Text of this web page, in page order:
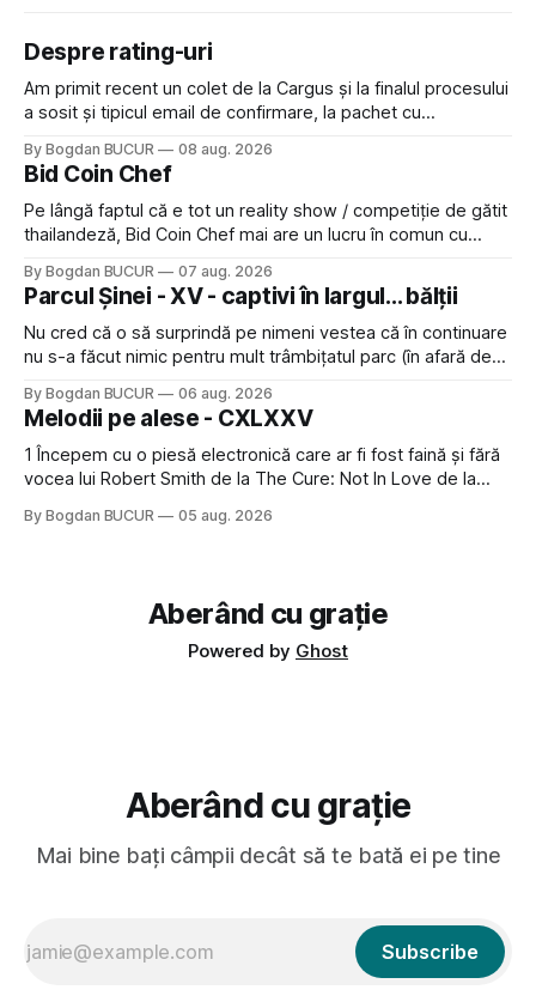
Despre rating-uri
Am primit recent un colet de la Cargus și la finalul procesului
a sosit și tipicul email de confirmare, la pachet cu
feedback-ului și eram în toate bune, de data asta am dat
click să le las un rating. Un 5
By Bogdan BUCUR 08 aug. 2026
Bid Coin Chef
Pe lângă faptul că e tot un reality show / competiție de gătit
thailandeză, Bid Coin Chef mai are un lucru în comun cu
lăsat rece la prima vedere, după care m-a făcut să mă
îndrăgostesc de el. Nu mi-a plăcut faptul
By Bogdan BUCUR 07 aug. 2026
Parcul Șinei - XV - captivi în largul... bălții
Nu cred că o să surprindă pe nimeni vestea că în continuare
nu s-a făcut nimic pentru mult trâmbițatul parc (în afară de
timp pui și latră prin gard la lumea care trece prin zonă). Am
avut, în schimb, o belea
By Bogdan BUCUR 06 aug. 2026
Melodii pe alese - CXLXXV
1 Începem cu o piesă electronică care ar fi fost faină și fără
vocea lui Robert Smith de la The Cure: Not In Love de la
a dovedit că jumătatea masculină a acelui duo era cam
By Bogdan BUCUR 05 aug. 2026
Aberând cu grație
Powered by Ghost
Aberând cu grație
Mai bine bați câmpii decât să te bată ei pe tine
Subscribe